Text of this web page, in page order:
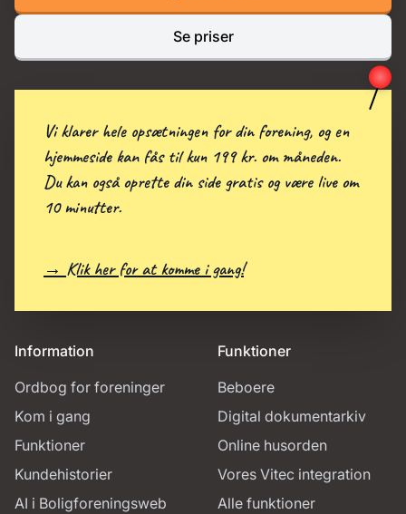
Se priser
Information
Ordbog for foreninger
Kom i gang
Funktioner
Kundehistorier
AI i Boligforeningsweb
Funktioner
Beboere
Digital dokumentarkiv
Online husorden
Vores Vitec integration
Alle funktioner
Vi klarer hele opsætningen for din forening, og en
hjemmeside kan fås til kun 199 kr. om måneden.
Du kan også oprette din side gratis og være live om
10 minutter.
→ Klik her for at komme i gang!